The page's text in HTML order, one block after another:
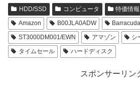
HDD/SSD コンピュータ 特価情報
Amazon
B00JLA0ADW
ST3000DM001/EWN
アマゾン
シ
タイムセール
ハードディスク
スポンサーリン